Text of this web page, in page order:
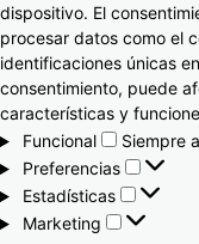
dispositivo. El
procesar datos como el
identificaciones únicas
consentimiento, puede
características y
Funcional
Siempre
Preferencias
Estadísticas
Marketing